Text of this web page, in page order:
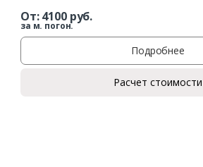
От:4100руб.
за м. погон.
Подробнее
Расчет стоимости